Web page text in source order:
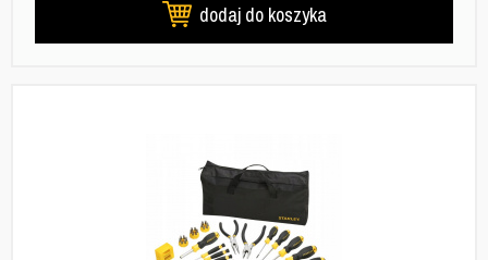
dodaj do koszyka